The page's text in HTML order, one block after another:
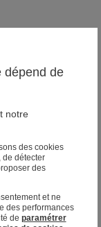
dépend de
notre
des cookies
de détecter
des
et ne
des performances
de paramétrer